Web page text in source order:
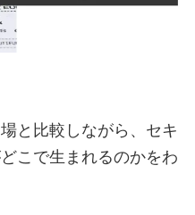
と比較しながら、セキ
こで生まれるのかをわ